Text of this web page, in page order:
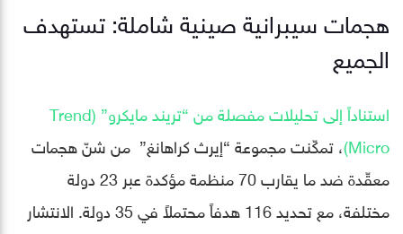
هجمات سيبرانية صينية شاملة: تستهدف
الجميع
استناداً إلى تحليلات مفصلة من “تريند مايكرو” (Trend
Micro) ، تمكّنت مجموعة “إيرث كراهانغ” من شنّ هجمات
معقّدة ضد ما يقارب 70 منظمة مؤكدة عبر 23 دولة
مختلفة، مع تحديد 116 هدفاً محتملاً في 35 دولة. الانتشار